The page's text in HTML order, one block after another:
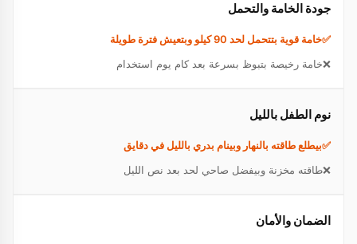
جودة الخامة والتحمل
خامة قوية بتتحمل لحد 90 كيلو وبتعيش فترة طويلة
خامة رخيصة بتبوظ بسرعة بعد كام يوم استخدام
نوم الطفل بالليل
بيطلع طاقته بالنهار وبينام بدري بالليل في دقايق
طاقته مخزنة وبيفضل صاحي لحد بعد نص الليل
الضمان والأمان